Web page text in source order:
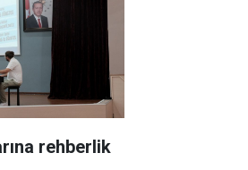
rehberlik